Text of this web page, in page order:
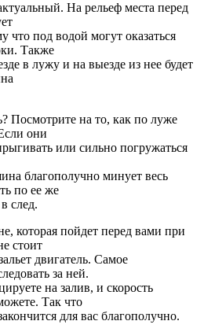
На рельеф места перед
что под водой могут оказаться
Также
в лужу и на выезде из нее будет
Посмотрите на то, как по луже
они
или сильно погружаться
благополучно минует весь
по ее же
след.
которая пойдет перед вами при
стоит
двигатель. Самое
за ней.
на залив, и скорость
Так что
для вас благополучно.